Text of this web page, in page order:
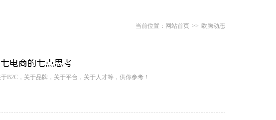
网站首页 >> 欧腾动态
电商的七点思考
B2C，关于品牌，关于平台，关于人才等，供你参考！